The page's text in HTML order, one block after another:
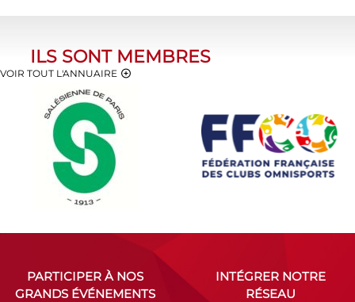
ILS SONT MEMBRES
VOIR TOUT L'ANNUAIRE
PARTICIPER À NOS
GRANDS ÉVÉNEMENTS
INTÉGRER NOTRE
RÉSEAU